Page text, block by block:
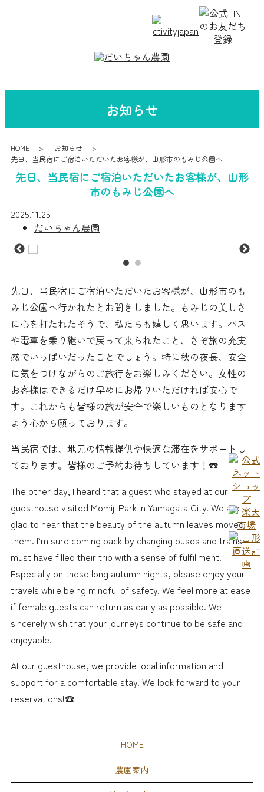
お知らせ
HOME
お知らせ
先日、当民宿にご宿泊いただいたお客様が、山形市のもみじ公園へ
先日、当民宿にご宿泊いただいたお客様が、山形
市のもみじ公園へ
2025.11.25
だいちゃん農園
先日、当民宿にご宿泊いただいたお客様が、山形市のも
みじ公園へ行かれたとお聞きしました。もみじの美しさ
に心を打たれたそうで、私たちも嬉しく思います。バス
や電車を乗り継いで戻って来られたこと、さぞ旅の充実
感でいっぱいだったことでしょう。特に秋の夜長、安全
に気をつけながらのご旅行をお楽しみください。女性の
お客様はできるだけ早めにお帰りいただければ安心で
す。これからも皆様の旅が安全で楽しいものとなります
よう心から願っております。
当民宿では、地元の情報提供や快適な滞在をサポートし
ております。皆様のご予約お待ちしています！☎️
The other day, I heard that a guest who stayed at our
guesthouse visited Momiji Park in Yamagata City. We are
glad to hear that the beauty of the autumn leaves moved
them. I’m sure coming back by changing buses and trains
must have filled their trip with a sense of fulfillment.
Especially on these long autumn nights, please enjoy your
travels while being mindful of safety. We feel more at ease
if female guests can return as early as possible. We
sincerely wish that your journeys continue to be safe and
enjoyable.
At our guesthouse, we provide local information and
support for a comfortable stay. We look forward to your
reservations!☎️
HOME
農園案内